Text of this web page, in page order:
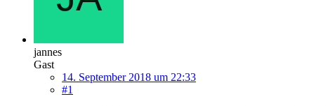
jannes
Gast
14. September 2018 um 22:33
#1